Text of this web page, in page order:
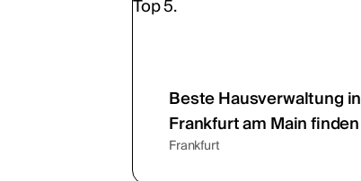
Beste Hausverwaltung in
Frankfurt am Main finden
Frankfurt